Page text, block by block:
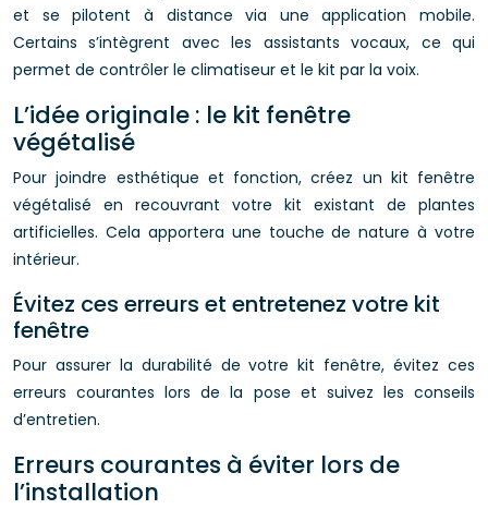
et se pilotent à distance via une application mobile.
Certains s’intègrent avec les assistants vocaux, ce qui
permet de contrôler le climatiseur et le kit par la voix.
L’idée originale : le kit fenêtre
végétalisé
Pour joindre esthétique et fonction, créez un kit fenêtre
végétalisé en recouvrant votre kit existant de plantes
artificielles. Cela apportera une touche de nature à votre
intérieur.
Évitez ces erreurs et entretenez votre kit
fenêtre
Pour assurer la durabilité de votre kit fenêtre, évitez ces
erreurs courantes lors de la pose et suivez les conseils
d’entretien.
Erreurs courantes à éviter lors de
l’installation